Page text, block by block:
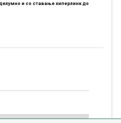
и со ставање хиперлинк до